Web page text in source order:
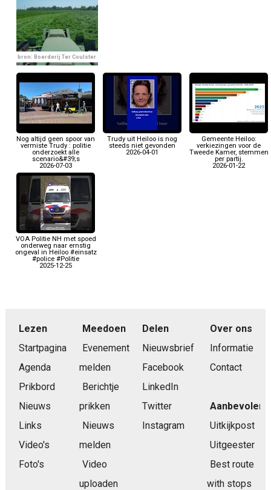
bron: Boerderij Ter Coulster
Nog altijd geen spoor van
vermiste Trudy : politie
onderzoekt alle
scenario&#39;s
2026-07-03
Trudy uit Heiloo is nog
steeds niet gevonden
2026-04-01
Gemeente Heiloo:
verkiezingen voor de
Tweede Kamer, stemmen
per partij.
2026-01-22
VOA Politie NH met spoed
onderweg naar ernstig
ongeval in Heiloo #einsatz
#police #Politie
2025-12-25
Lezen
Startpagina
Agenda
Prikbord
Nieuws
Links
Video's
Foto's
Meedoen
Evenement
melden
Berichtje
prikken
Nieuws
melden
Video
uploaden
Delen
Nieuwsbrief
Facebook
LinkedIn
Twitter
Instagram
Over ons
Informatie
Contact
Aanbevolen
Uitkijkpost
Uitgeester
Best route
with stops